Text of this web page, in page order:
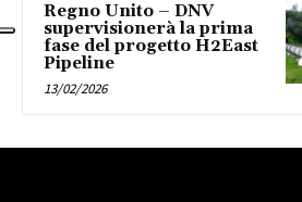
Regno Unito – DNV
supervisionerà la prima
fase del progetto H2East
Pipeline
13/02/2026